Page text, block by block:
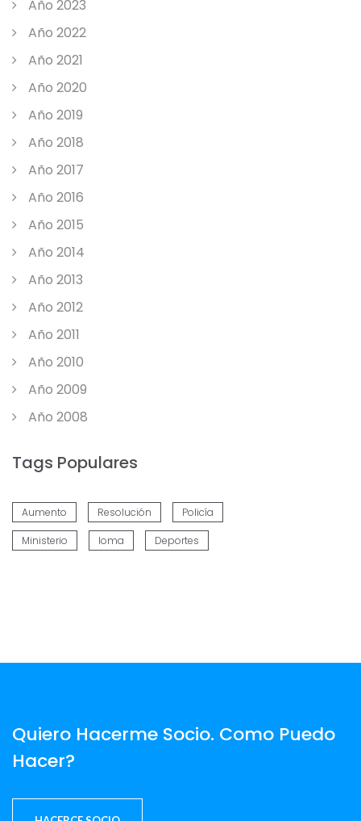
Año 2023
Año 2022
Año 2021
Año 2020
Año 2019
Año 2018
Año 2017
Año 2016
Año 2015
Año 2014
Año 2013
Año 2012
Año 2011
Año 2010
Año 2009
Año 2008
Tags Populares
Aumento Resolución Policía
Ministerio Ioma Deportes
Quiero Hacerme Socio. Como Puedo
Hacer?